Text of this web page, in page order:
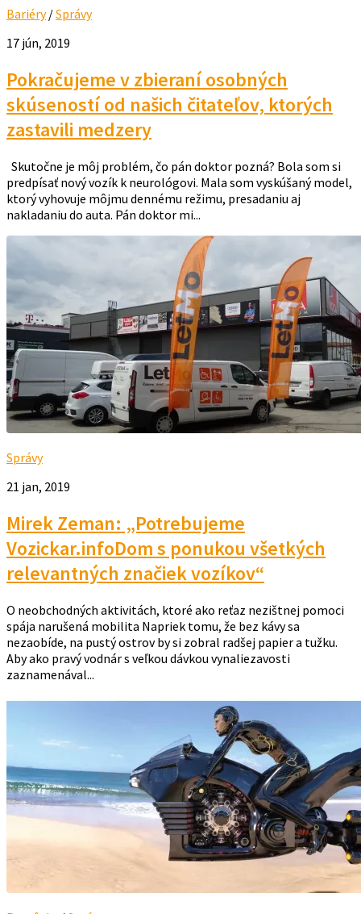
Bariéry/Správy
17 jún, 2019
Pokračujeme v zbieraní osobných
skúseností od našich čitateľov, ktorých
zastavili medzery
Skutočne je môj problém, čo pán doktor pozná? Bola som si
predpísať nový vozík k neurológovi. Mala som vyskúšaný model,
ktorý vyhovuje môjmu dennému režimu, presadaniu aj
nakladaniu do auta. Pán doktor mi...
Správy
21 jan, 2019
Mirek Zeman: „Potrebujeme
Vozickar.infoDom s ponukou všetkých
relevantných značiek vozíkov“
O neobchodných aktivitách, ktoré ako reťaz nezištnej pomoci
spája narušená mobilita Napriek tomu, že bez kávy sa
nezaobíde, na pustý ostrov by si zobral radšej papier a tužku.
Aby ako pravý vodnár s veľkou dávkou vynaliezavosti
zaznamenával...